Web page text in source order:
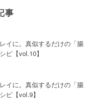
事
イに。真似するだけの「腸
ピ【vol.10】
イに。真似するだけの「腸
ピ【vol.9】